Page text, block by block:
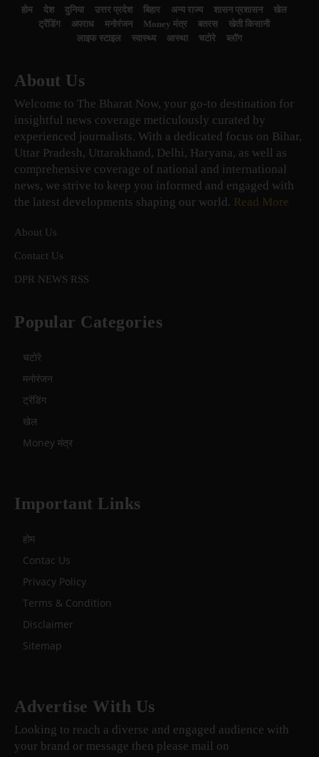
होम देश दुनिया उत्तर प्रदेश बिहार अन्य राज्य शासन प्रशासन
खेल
ट्रेंडिंग
अपराध मनोरंजन Money मंत्र बतरस
खेती किसानी
लाइफ स्टाइल
स्वास्थ्य आस्था चटोरे ब्लॉग
About Us
Welcome to The Bharat Now, your go-to destination for
insightful news coverage meticulously curated by
experienced journalists. With a dedicated focus on Bihar,
Uttar Pradesh, Uttarakhand, Delhi, Haryana, as well as
comprehensive coverage of national and international
news, we strive to keep you informed and engaged with
the latest developments shaping our world. Read More
About Us
Contact Us
DPR NEWS RSS
Popular Categories
चटोरे
मनोरंजन
ट्रेंडिंग
खेल
Money मंत्र
Important Links
होम
Contac Us
Privacy Policy
Terms & Condition
Disclaimer
Sitemap
Advertise With Us
Looking to reach a diverse and engaged audience with
your brand or message then please mail on